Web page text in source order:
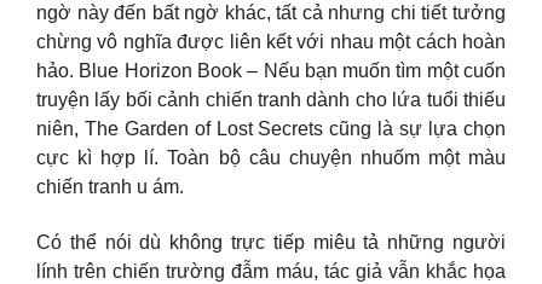
ngờ này đến bất ngờ khác, tất cả nhưng chi tiết tưởng
chừng vô nghĩa được liên kết với nhau một cách hoàn
hảo. Blue Horizon Book – Nếu bạn muốn tìm một cuốn
truyện lấy bối cảnh chiến tranh dành cho lứa tuổi thiếu
niên, The Garden of Lost Secrets cũng là sự lựa chọn
cực kì hợp lí. Toàn bộ câu chuyện nhuốm một màu
chiến tranh u ám.
Có thể nói dù không trực tiếp miêu tả những người
lính trên chiến trường đẫm máu, tác giả vẫn khắc họa